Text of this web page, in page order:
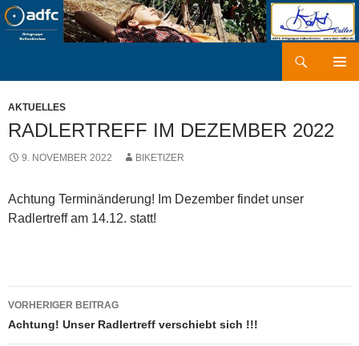
Zum
Inhalt
AKTUELLES
RADLERTREFF IM DEZEMBER 2022
9. NOVEMBER 2022 BIKETIZER
Achtung Terminänderung! Im Dezember findet unser
Radlertreff am 14.12. statt!
VORHERIGER BEITRAG
Achtung! Unser Radlertreff verschiebt sich !!!